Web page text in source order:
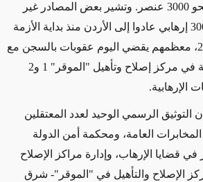
بالجنوب السوري يبلغ نحو 3000 عنصر. وتشير بعض المصادر غير
الرسمية أن هناك نحو 300 إرهابي عادوا إلى الأردن منذ بداية الأزمة
في سوريا في عام 2011، معظمهم يقضي اليوم عقوبات بالسجن مع
الأشغال الشاقة المؤقتة في مركز إصلاح وتأهيل "الموقر" 1 و2
التوثيق الرسمي الوحيد لعدد المعتقلين
العامة، ومحكمة أمن الدولة
قضايا الإرهاب، وإدارة مراكز الإصلاح
الإصلاح والتأهيل في "الموقر"- شرق